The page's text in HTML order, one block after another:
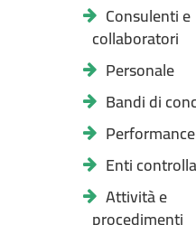
Consulenti e
collaboratori
Personale
Bandi di
Performance
Enti
Attività e